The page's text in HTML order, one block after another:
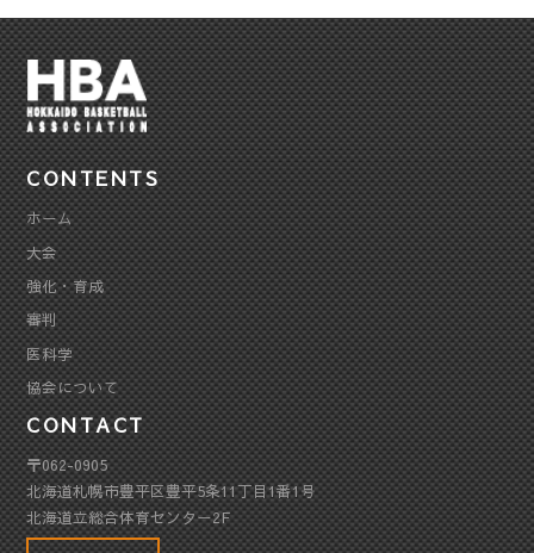
CONTENTS
ホーム
大会
強化・育成
審判
医科学
協会について
CONTACT
〒062-0905
北海道札幌市豊平区豊平5条11丁目1番1号
北海道立総合体育センター2F